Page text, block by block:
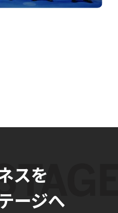
スを
ージへ